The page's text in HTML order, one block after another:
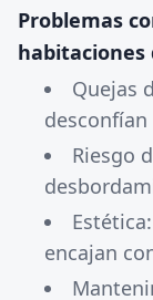
Problemas
habitaciones
Quejas
Riesgo
encajan